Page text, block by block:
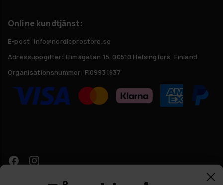
Online kundtjänst:
E-post: info@nordicprostore.se
Adressuppgifter: Elimägatan 15, 00510 Helsingfors, Finland
Organisationsnummer: FI09931637